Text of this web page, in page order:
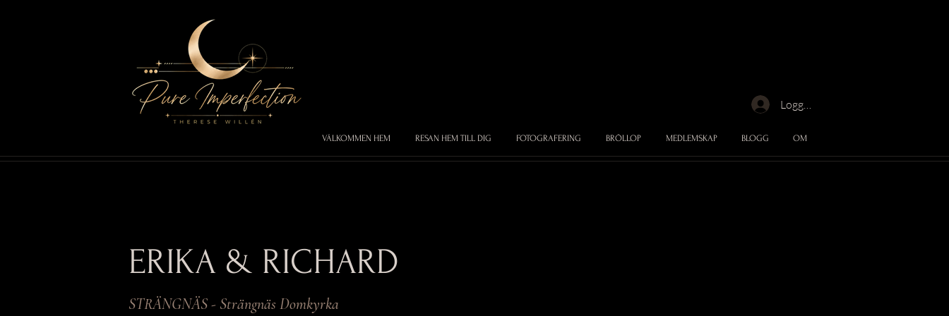
Logga in
VÄLKOMMEN HEM RESAN HEM TILL DIG FOTOGRAFERING BRÖLLOP MEDLEMSKAP BLOGG OM
ERIKA & RICHARD
STRÄNGNÄS - Strängnäs Domkyrka